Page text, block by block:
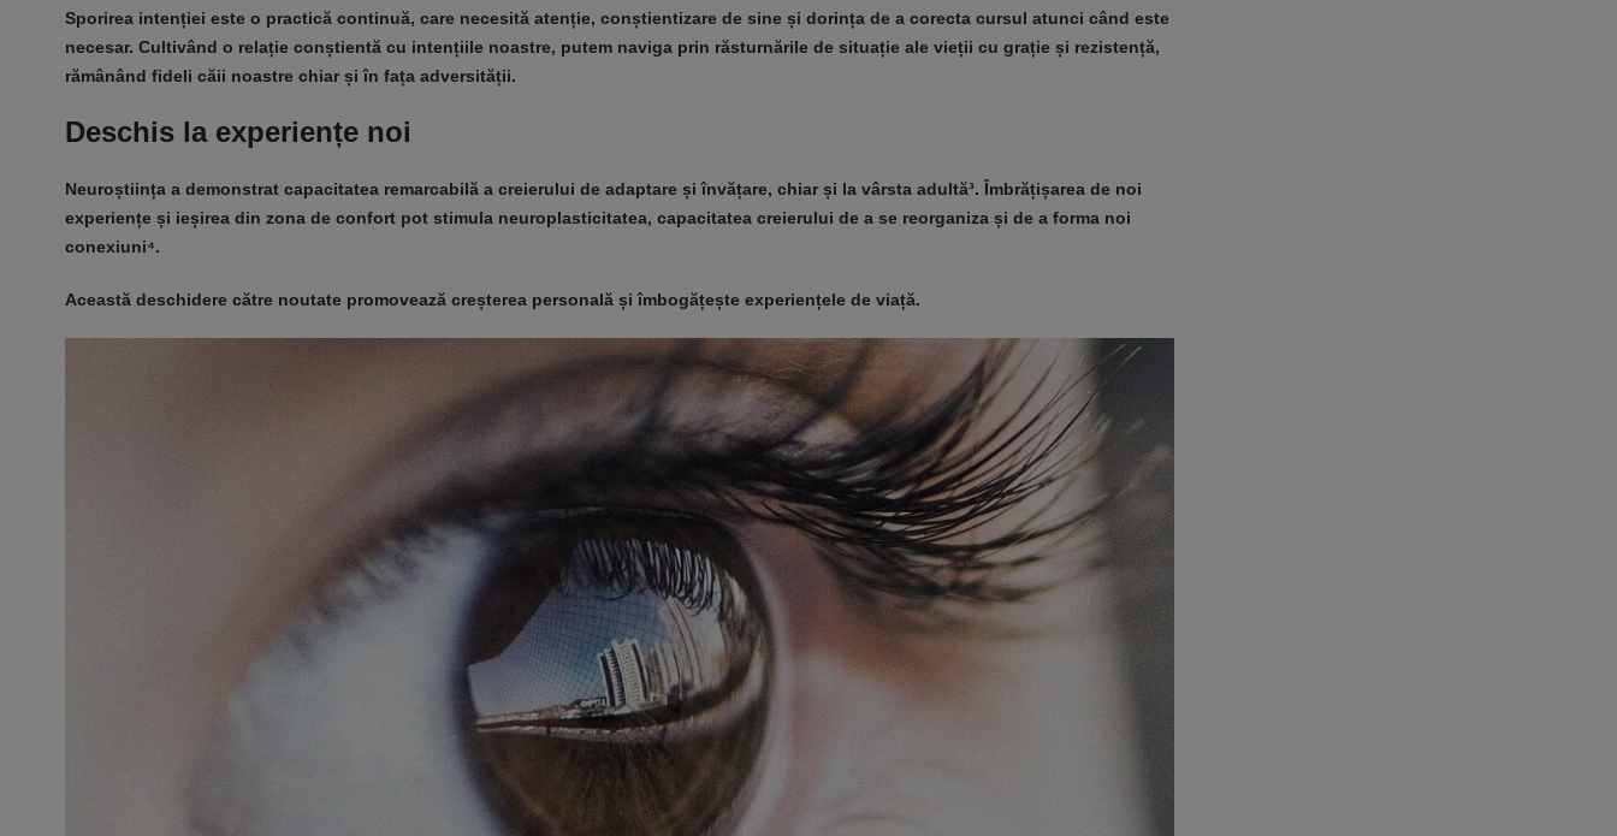
Sporirea intenției este o practică continuă, care necesită atenție, conștientizare de sine și dorința de a corecta cursul atunci când este
necesar. Cultivând o relație conștientă cu intențiile noastre, putem naviga prin răsturnările de situație ale vieții cu grație și rezistență,
rămânând fideli căii noastre chiar și în fața adversității.
Deschis la experiențe noi
Neuroștiința a demonstrat capacitatea remarcabilă a creierului de adaptare și învățare, chiar și la vârsta adultă³. Îmbrățișarea de noi
experiențe și ieșirea din zona de confort pot stimula neuroplasticitatea, capacitatea creierului de a se reorganiza și de a forma noi
conexiuni⁴.
Această deschidere către noutate promovează creșterea personală și îmbogățește experiențele de viață.